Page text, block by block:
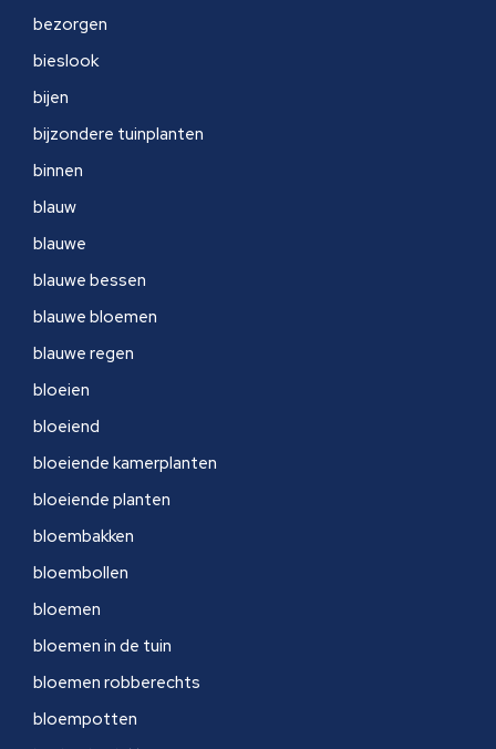
bezorgen
bieslook
bijen
bijzondere tuinplanten
binnen
blauw
blauwe
blauwe bessen
blauwe bloemen
blauwe regen
bloeien
bloeiend
bloeiende kamerplanten
bloeiende planten
bloembakken
bloembollen
bloemen
bloemen in de tuin
bloemen robberechts
bloempotten